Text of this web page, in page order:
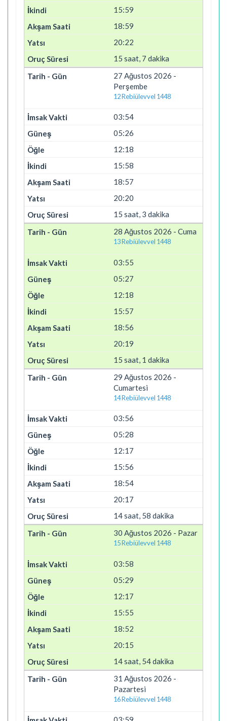
15:59
18:59
20:22
15 saat, 7 dakika
27 Ağustos 2026 -
Perşembe
12 Rebiülevvel 1448
03:54
05:26
12:18
15:58
18:57
20:20
15 saat, 3 dakika
28 Ağustos 2026 - Cuma
13 Rebiülevvel 1448
03:55
05:27
12:18
15:57
18:56
20:19
15 saat, 1 dakika
29 Ağustos 2026 -
Cumartesi
14 Rebiülevvel 1448
03:56
05:28
12:17
15:56
18:54
20:17
14 saat, 58 dakika
30 Ağustos 2026 - Pazar
15 Rebiülevvel 1448
03:58
05:29
12:17
15:55
18:52
20:15
14 saat, 54 dakika
31 Ağustos 2026 -
Pazartesi
16 Rebiülevvel 1448